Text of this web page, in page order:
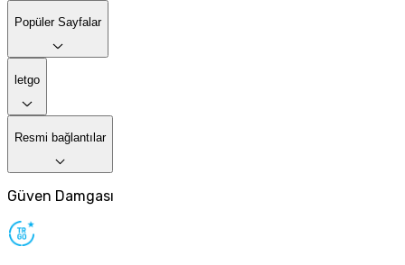
Popüler Sayfalar
letgo
Resmi bağlantılar
Güven Damgası